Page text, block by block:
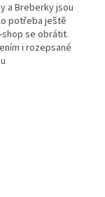
a Breberky jsou
potřeba ještě
se obrátit.
i rozepsané